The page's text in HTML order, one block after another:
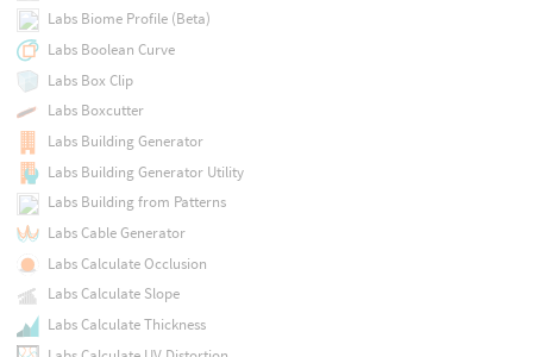
Labs Biome Profile (Beta)
Labs Boolean Curve
Labs Box Clip
Labs Boxcutter
Labs Building Generator
Labs Building Generator Utility
Labs Building from Patterns
Labs Cable Generator
Labs Calculate Occlusion
Labs Calculate Slope
Labs Calculate Thickness